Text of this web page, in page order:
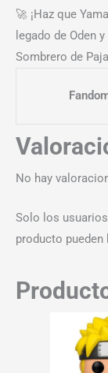
🚀 ¡Haz que
legado de Oden
Sombrero de
No hay
Solo los
producto pueden